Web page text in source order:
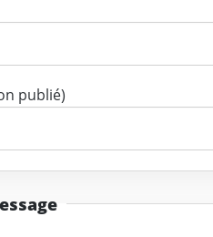
publié)